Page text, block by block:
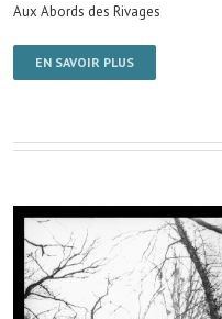
Aux Abords des Rivages
EN SAVOIR PLUS